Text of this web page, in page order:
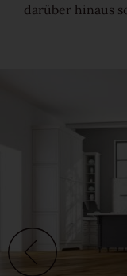
Treppen &
Boden- &
darüber hinaus